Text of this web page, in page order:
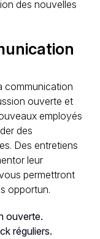
des nouvelles
communication
ouverte et
employés
des
Des entretiens
leur
permettront
opportun.
ouverte.
réguliers.